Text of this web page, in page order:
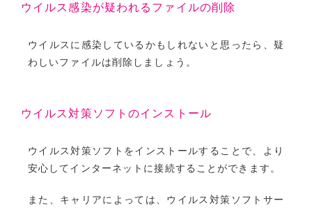
ウイルス感染が疑われるファイルの削除
ウイルスに感染しているかもしれないと思ったら、疑
わしいファイルは削除しましょう。
ウイルス対策ソフトのインストール
ウイルス対策ソフトをインストールすることで、より
安心してインターネットに接続することができます。
また、キャリアによっては、ウイルス対策ソフトサー